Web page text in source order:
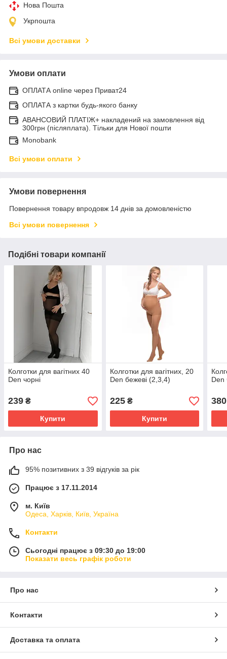
Нова Пошта
Укрпошта
Всі умови доставки
Умови оплати
ОПЛАТА online через Приват24
ОПЛАТА з картки будь-якого банку
АВАНСОВИЙ ПЛАТІЖ+ накладений на замовлення від
300грн (післяплата). Тільки для Нової пошти
Monobank
Всі умови оплати
Умови повернення
Повернення товару впродовж 14 днів за домовленістю
Всі умови повернення
Подібні товари компанії
Колготки для вагітних 40
Den чорні
239 ₴
Купити
Колготки для вагітних, 20
Den бежеві (2,3,4)
225₴
Купити
Den
380
Про нас
95% позитивних з 39 відгуків за рік
Працює з 17.11.2014
м. Київ
Одеса, Харків, Київ, Україна
Контакти
Сьогодні працює з 09:30 до 19:00
Показати весь графік роботи
Про нас
Контакти
Доставка та оплата